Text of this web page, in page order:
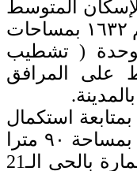
المتوسط
وتشمل تنفيذ 68 عمارة تضم ١٦٣٢ بمساحات
– 120)م٢/ للوحدة ( تشطيب
على المرافق
استكمال
تنفيذ 98 عمارة بالحي الـ20 بمساحة ٩٠ مترا
مربعا للوحدة، وتنفيذ 178 عمارة بالحي الـ21